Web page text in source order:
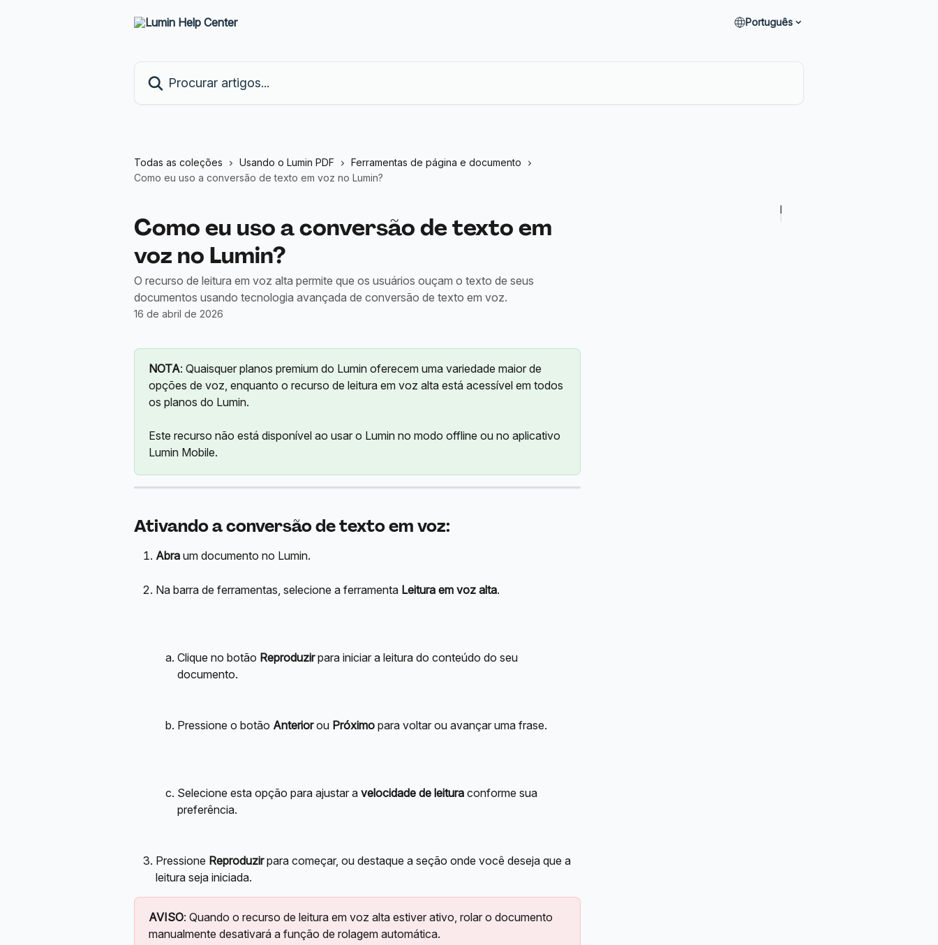
Português
Todas as coleções Usando o Lumin PDF
Ferramentas de página e documento
Como eu uso a conversão de texto em voz no Lumin?
Como eu uso a conversão de texto em
voz no Lumin?
O recurso de leitura em voz alta permite que os usuários ouçam o texto de seus
documentos usando tecnologia avançada de conversão de texto em voz.
16 de abril de 2026
NOTA: Quaisquer planos premium do Lumin oferecem uma variedade maior de
opções de voz, enquanto o recurso de leitura em voz alta está acessível em todos
os planos do Lumin.
Este recurso não está disponível ao usar o Lumin no modo offline ou no aplicativo
Lumin Mobile.
Ativando a conversão de texto em voz:
Abra um documento no Lumin.
Na barra de ferramentas, selecione a ferramenta Leitura em voz alta.
Clique no botão Reproduzir para iniciar a leitura do conteúdo do seu
documento.
Pressione o botão Anterior ou Próximo para voltar ou avançar uma frase.
Selecione esta opção para ajustar a velocidade de leitura conforme sua
preferência.
Pressione Reproduzir para começar, ou destaque a seção onde você deseja que a
leitura seja iniciada.
AVISO: Quando o recurso de leitura em voz alta estiver ativo, rolar o documento
manualmente desativará a função de rolagem automática.